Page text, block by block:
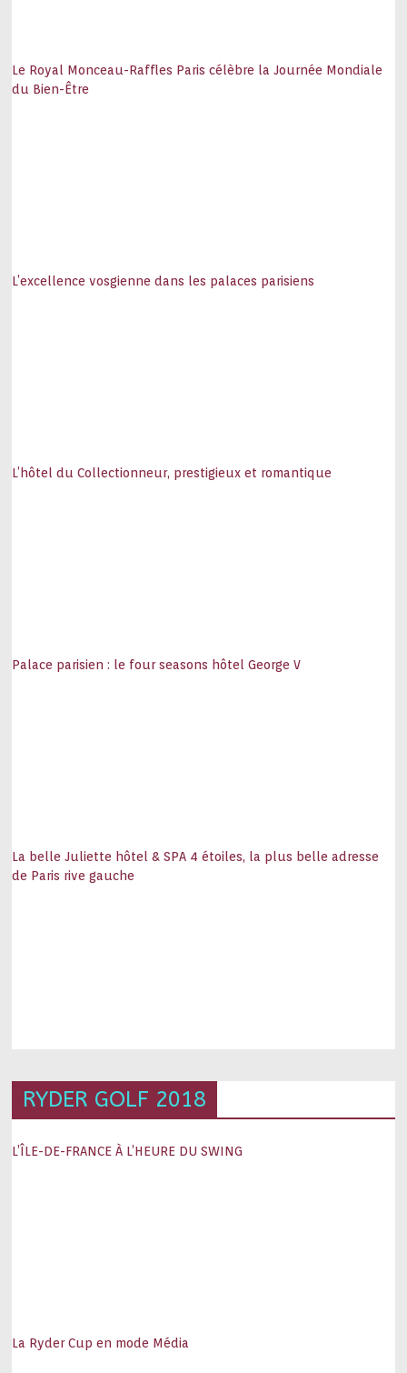
Le Royal Monceau-Raffles Paris célèbre la Journée Mondiale
du Bien-Être
L’excellence vosgienne dans les palaces parisiens
L’hôtel du Collectionneur, prestigieux et romantique
Palace parisien : le four seasons hôtel George V
La belle Juliette hôtel & SPA 4 étoiles, la plus belle adresse
de Paris rive gauche
RYDER GOLF 2018
L’ÎLE-DE-FRANCE À L’HEURE DU SWING
La Ryder Cup en mode Média